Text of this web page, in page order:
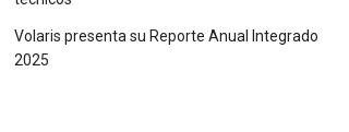
Volaris presenta su Reporte Anual Integrado
2025